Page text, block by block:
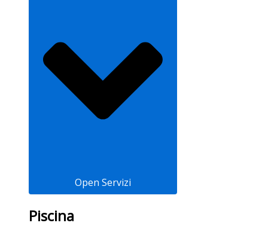
Open Servizi
Piscina